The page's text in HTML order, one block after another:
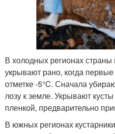
В холодных регионах страны
укрывают рано, когда
отметке -5°C. Сначала
лозу к земле. Укрывают
пленкой, предварительно
В южных регионах